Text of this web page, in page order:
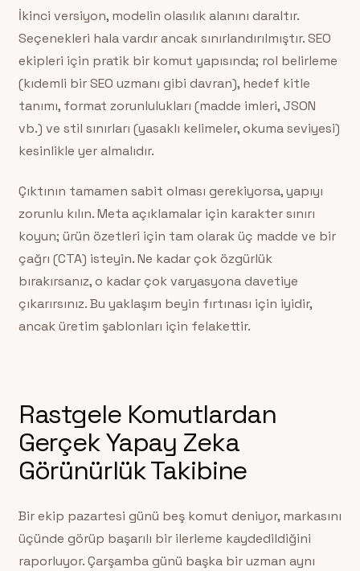
İkinci versiyon, modelin olasılık alanını daraltır.
Seçenekleri hala vardır ancak sınırlandırılmıştır. SEO
ekipleri için pratik bir komut yapısında; rol belirleme
(kıdemli bir SEO uzmanı gibi davran), hedef kitle
tanımı, format zorunlulukları (madde imleri, JSON
vb.) ve stil sınırları (yasaklı kelimeler, okuma seviyesi)
kesinlikle yer almalıdır.
Çıktının tamamen sabit olması gerekiyorsa, yapıyı
zorunlu kılın. Meta açıklamalar için karakter sınırı
koyun; ürün özetleri için tam olarak üç madde ve bir
çağrı (CTA) isteyin. Ne kadar çok özgürlük
bırakırsanız, o kadar çok varyasyona davetiye
çıkarırsınız. Bu yaklaşım beyin fırtınası için iyidir,
ancak üretim şablonları için felakettir.
Rastgele Komutlardan
Gerçek Yapay Zeka
Görünürlük Takibine
Bir ekip pazartesi günü beş komut deniyor, markasını
üçünde görüp başarılı bir ilerleme kaydedildiğini
raporluyor. Çarşamba günü başka bir uzman aynı